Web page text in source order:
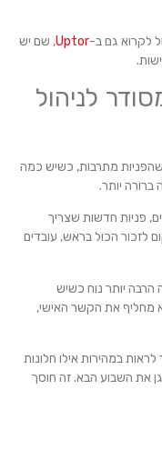
לקרוא גם ב-Uptor, שם יש
לניהול
מתרבות, כשיש כמה
ברורה יותר.
פניות חדשות שצריך
לזכור הכול בראש, עובדים
הרבה יותר נוח כשיש
מחליף את הקשר האישי,
במהירות אילו חלונות
את השבוע הבא. זה חוסך